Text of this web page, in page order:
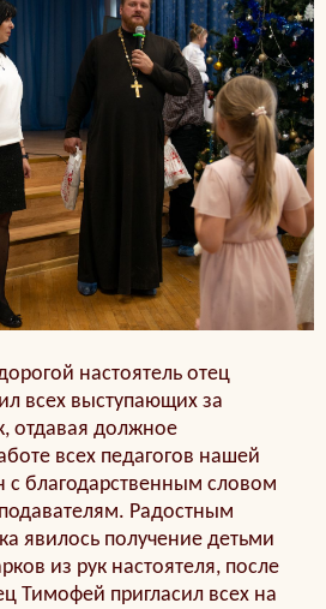
настоятель отец
всех выступающих за
отдавая должное
всех педагогов нашей
благодарственным словом
Радостным
явилось получение детьми
из рук настоятеля, после
Тимофей пригласил всех на